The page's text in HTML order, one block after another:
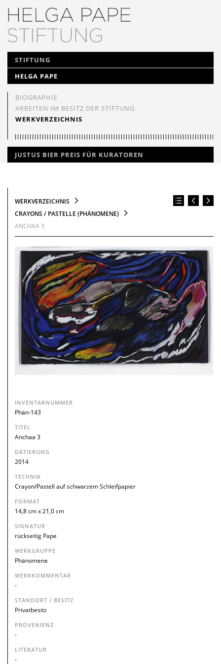
NAVIGATION
ÜBERSPRINGEN
STIFTUNG
HELGA PAPE
BIOGRAPHIE
ARBEITEN IM BESITZ DER STIFTUNG
WERKVERZEICHNIS
JUSTUS BIER PREIS FÜR KURATOREN
WERKVERZEICHNIS
CRAYONS / PASTELLE (PHÄNOMENE)
ANCHAA 3
INVENTARNUMMER
Phän-143
TITEL
Anchaa 3
DATIERUNG
2014
TECHNIK
Crayon/Pastell auf schwarzem Schleifpapier
FORMAT
14,8 cm x 21,0 cm
SIGNATUR
rückseitig Pape
WERKGRUPPE
Phänomene
WERKKOMMENTAR
-
STANDORT / BESITZ
Privatbesitz
PROVENIENZ
-
LITERATUR
-